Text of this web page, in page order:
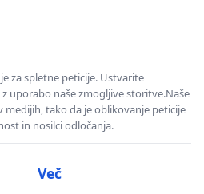
za spletne peticije. Ustvarite
uporabo naše zmogljive storitve.Naše
medijih, tako da je oblikovanje peticije
in nosilci odločanja.
Več